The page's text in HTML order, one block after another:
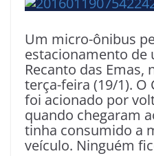
Um micro-ônibus
estacionamento de
Recanto das Emas,
terça-feira (19/1).
foi acionado por
quando chegaram
tinha consumido a
veículo. Ninguém